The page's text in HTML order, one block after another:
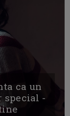
ca un
special -